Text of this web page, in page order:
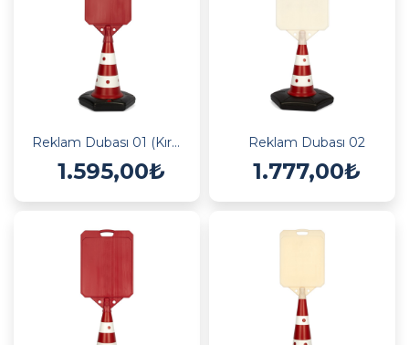
Reklam Dubası 01 (Kırmızı)
1.595,00₺
Reklam Dubası 02
1.777,00₺